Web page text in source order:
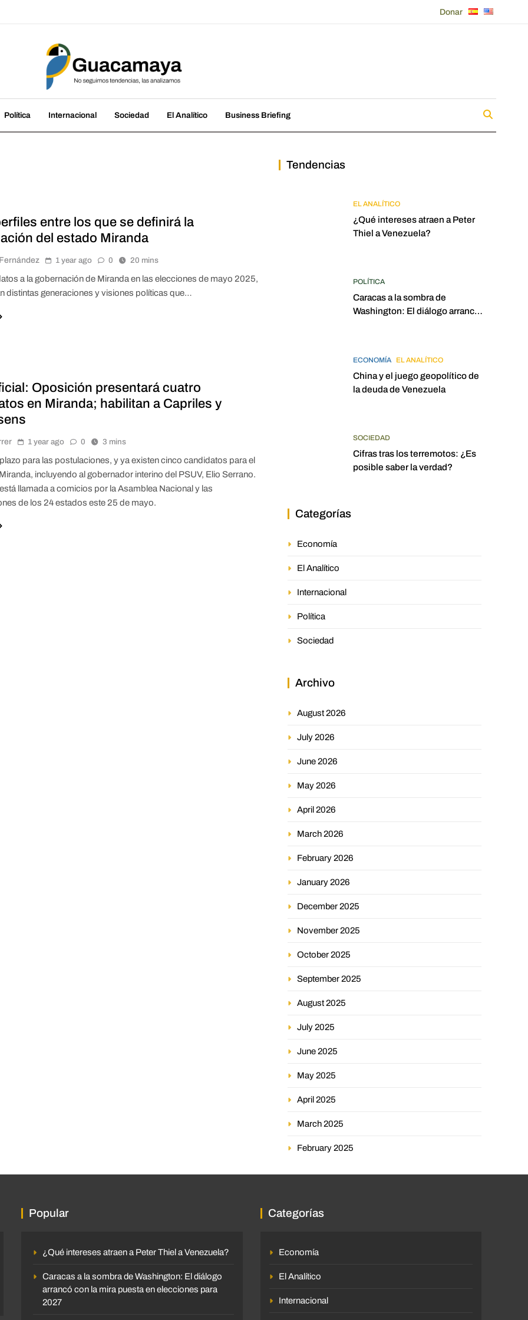
Donar
Política Internacional Sociedad El Analítico Business Briefing
entre los que se definirá la
del estado Miranda
1 year ago 0 20 mins
a la gobernación de Miranda en las elecciones de mayo 2025,
distintas generaciones y visiones políticas que…
Oposición presentará cuatro
en Miranda; habilitan a Capriles y
1 year ago 0 3 mins
para las postulaciones, y ya existen cinco candidatos para el
incluyendo al gobernador interino del PSUV, Elio Serrano.
llamada a comicios por la Asamblea Nacional y las
de los 24 estados este 25 de mayo.
Tendencias
EL ANALÍTICO
¿Qué intereses atraen a Peter
Thiel a Venezuela?
POLÍTICA
Caracas a la sombra de
Washington: El diálogo arrancó
ECONOMÍA EL ANALÍTICO
China y el juego geopolítico de
la deuda de Venezuela
SOCIEDAD
Cifras tras los terremotos: ¿Es
posible saber la verdad?
Categorías
Economía
El Analítico
Internacional
Política
Sociedad
Archivo
August 2026
July 2026
June 2026
May 2026
April 2026
March 2026
February 2026
January 2026
December 2025
November 2025
October 2025
September 2025
August 2025
July 2025
June 2025
May 2025
April 2025
March 2025
February 2025
Popular
¿Qué intereses atraen a Peter Thiel a Venezuela?
Caracas a la sombra de Washington: El diálogo
arrancó con la mira puesta en elecciones para
2027
Categorías
Economía
El Analítico
Internacional